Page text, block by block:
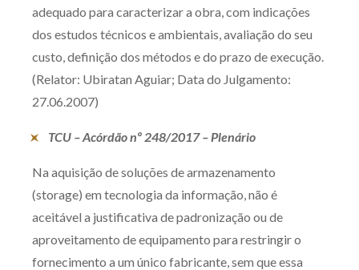
Batel Curitiba/PR CEP80240-000
Telefone (41) 2109-8666
Whatsapp (41) 98881-6616
adequado para caracterizar a obra, com indicações
dos estudos técnicos e ambientais, avaliação do seu
custo, definição dos métodos e do prazo de execução.
(Relator: Ubiratan Aguiar; Data do Julgamento:
27.06.2007)
TCU – Acórdão nº 248/2017 – Plenário
Na aquisição de soluções de armazenamento
(storage) em tecnologia da informação, não é
aceitável a justificativa de padronização ou de
aproveitamento de equipamento para restringir o
fornecimento a um único fabricante, sem que essa